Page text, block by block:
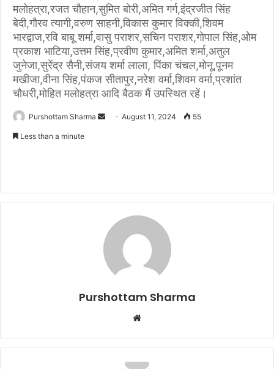
मलोहत्रा,रजत चौहान,सुमित बोरी,अमित गर्ग,इंद्रजीत सिंह
बेदी,गौरव त्यागी,वरुण साहनी,विकास कुमार विक्की,शिवम
भारद्वाज,रवि बाबू शर्मा,वासु पराशर,सचिन पराशर,गोपाल सिंह,ओम
प्रकाश भाटिया,उत्तम सिंह,प्रवीण कुमार,अमित शर्मा,अतुल
जुनेजा,सुरेंद्र सैनी,संजय शर्मा लाला, पिंका चंचल,मोनू,पूनम
मखीजा,वीना सिंह,पंकज सीतापुर,नरेश वर्मा,शिवम वर्मा,प्रशांत
चौधरी,मोहित मलोहत्रा आदि बैठक मैं उपस्थित रहें।
Purshottam Sharma
e
a
l
August 11, 2024 55
Less than a minute
Purshottam Sharma
b
s